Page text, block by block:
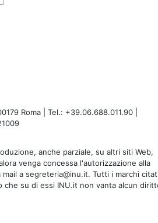
Roma | Tel.: +39.06.688.011.90 |
anche parziale, su altri siti Web,
venga concessa l'autorizzazione alla
a segreteria@inu.it. Tutti i marchi
su di essi INU.it non vanta alcun